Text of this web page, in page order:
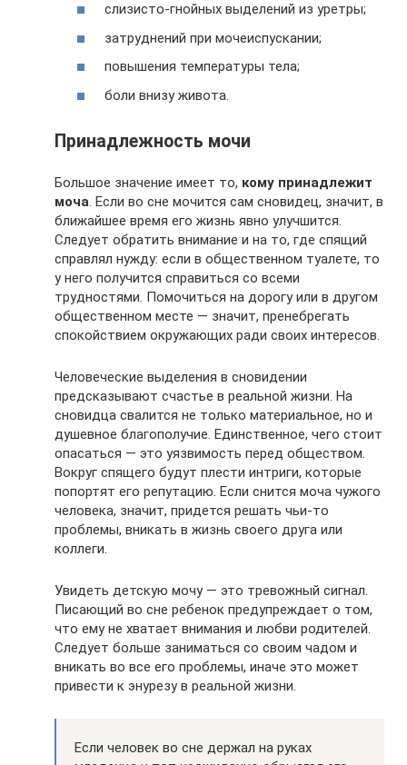
слизисто-гнойных выделений из уретры;
затруднений при мочеиспускании;
повышения температуры тела;
боли внизу живота.
Принадлежность мочи
Большое значение имеет то, кому принадлежит
моча. Если во сне мочится сам сновидец, значит, в
ближайшее время его жизнь явно улучшится.
Следует обратить внимание и на то, где спящий
справлял нужду: если в общественном туалете, то
у него получится справиться со всеми
трудностями. Помочиться на дорогу или в другом
общественном месте — значит, пренебрегать
спокойствием окружающих ради своих интересов.
Человеческие выделения в сновидении
предсказывают счастье в реальной жизни. На
сновидца свалится не только материальное, но и
душевное благополучие. Единственное, чего стоит
опасаться — это уязвимость перед обществом.
Вокруг спящего будут плести интриги, которые
попортят его репутацию. Если снится моча чужого
человека, значит, придется решать чьи-то
проблемы, вникать в жизнь своего друга или
коллеги.
Увидеть детскую мочу — это тревожный сигнал.
Писающий во сне ребенок предупреждает о том,
что ему не хватает внимания и любви родителей.
Следует больше заниматься со своим чадом и
вникать во все его проблемы, иначе это может
привести к энурезу в реальной жизни.
Если человек во сне держал на руках